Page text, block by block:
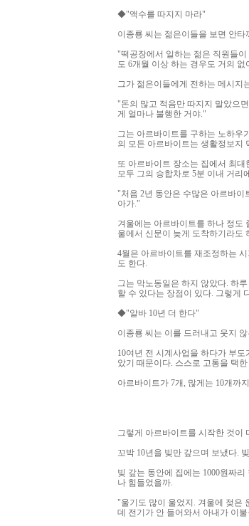
◆"액수를 따지지 마라"
이종룡 씨는 젊은이들을 보면 안타
"떡공장에서 일하는 젊은 직원들
도 6개월 이상 하는 경우도 거의 없
그가 젊은이들에게 전하는 메시지
"돈의 많고 적음만 따지지 말았으
게 얼마나 불행한 거야."
그는 아르바이트를 구하는 노하우
의 모든 아르바이트는 생활정보지
또 아르바이트 장소는 집에서 최
모두 그의 승합차로 5분 이내 거리
"처음 2년 동안은 수많은 아르바이
아가."
겨울에는 아르바이트를 하나 정도
울에서 신문이 늦게 도착하기라도
4월은 아르바이트를 재조정하는
도 한다.
그는 막노동일은 하지 않았다. 하
할 수 있다는 장점이 있다. 그렇게
◆"알바 10년 더 한다"
이종룡 씨는 이를 드러내고 웃지
10여년 전 시계사업을 하다가 부
았기 때문이다. 스스로 고통을 택
아르바이트가 7개, 많게는 10개까
그렇게 아르바이트를 시작한 것이
꼬박 10년을 빚만 갚으며 보냈다.
빚 갚는 동안에 집에는 1000원짜
나 힘들었을까.
"울기도 많이 울었지. 겨울에 젖은
데 전기가 안 들어와서 아내가 이